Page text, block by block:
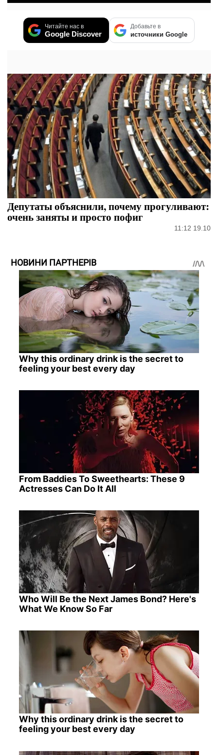
Читайте нас в
Google Discover
Добавьте в
источники Google
Депутаты объяснили, почему прогуливают:
очень заняты и просто пофиг
11:12 19.10
НОВИНИ ПАРТНЕРІВ
Why this ordinary drink is the secret to
feeling your best every day
From Baddies To Sweethearts: These 9
Actresses Can Do It All
Who Will Be the Next James Bond? Here's
What We Know So Far
Why this ordinary drink is the secret to
feeling your best every day